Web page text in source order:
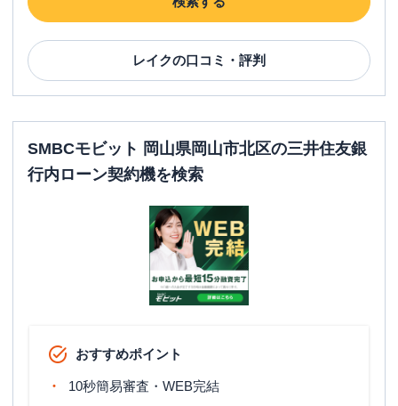
レイクの口コミ・評判
SMBCモビット 岡山県岡山市北区の三井住友銀
行内ローン契約機を検索
おすすめポイント
10秒簡易審査・WEB完結